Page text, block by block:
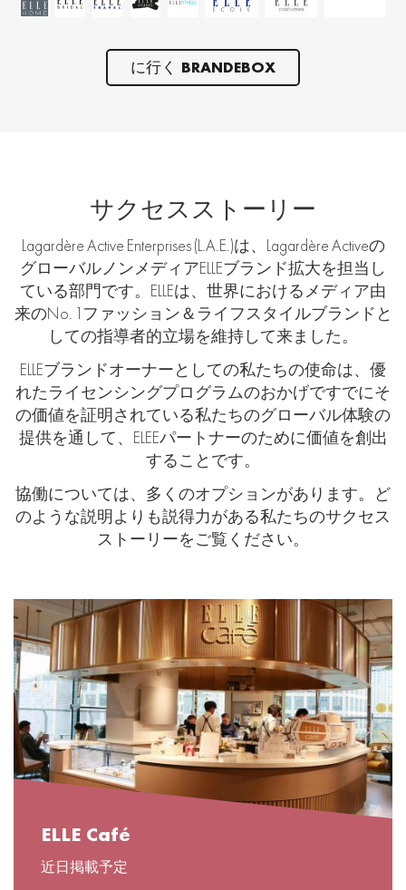
に行く BRANDEBOX
サクセスストーリー
Lagardère Active Enterprises (L.A.E.)は、Lagardère Activeの
グローバルノンメディアELLEブランド拡大を担当し
ている部門です。ELLEは、世界におけるメディア由
来のNo. 1ファッション＆ライフスタイルブランドと
しての指導者的立場を維持して来ました。
ELLEブランドオーナーとしての私たちの使命は、優
れたライセンシングプログラムのおかげですでにそ
の価値を証明されている私たちのグローバル体験の
提供を通して、ELEEパートナーのために価値を創出
することです。
協働については、多くのオプションがあります。ど
のような説明よりも説得力がある私たちのサクセス
ストーリーをご覧ください。
ELLE Café
近日掲載予定